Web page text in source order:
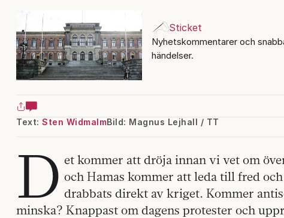
Sticket
Nyhetskommentarer och
händelser.
Text: Sten WidmalmBild: Magnus Lejhall / TT
D et kommer att dröja innan vi vet om
och Hamas kommer att leda till fred
drabbats direkt av kriget. Kommer
minska? Knappast om dagens protester och